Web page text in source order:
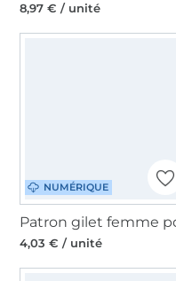
8,97 € / unité
NUMÉRIQUE
4,03 € / unité